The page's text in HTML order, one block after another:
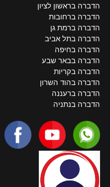
הדברה בראשון לציון
הדברה ברחובות
הדברה ברמת גן
הדברה בתל אביב
הדברה בחיפה
הדברה בבאר שבע
הדברה בקריות
הדברה בהוד השרון
הדברה ברעננה
הדברה בנתניה